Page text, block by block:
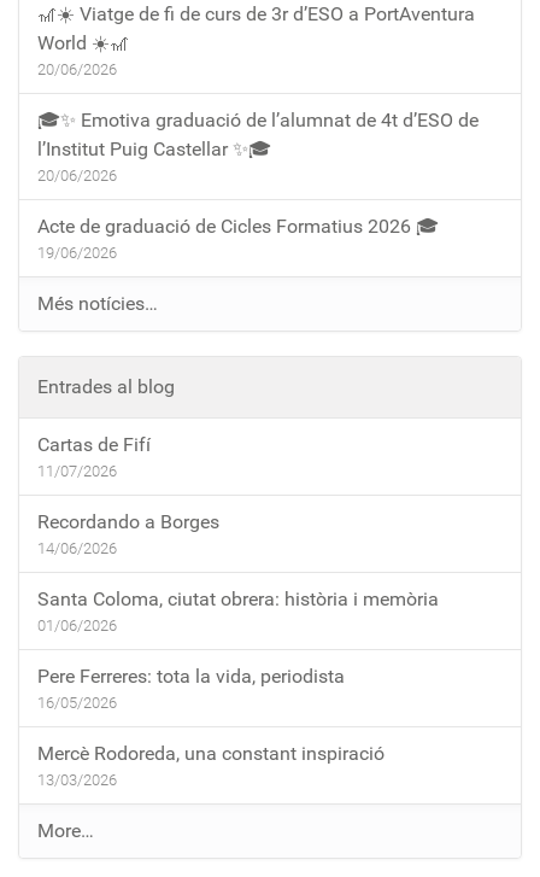
🎢☀️ Viatge de fi de curs de 3r d’ESO a PortAventura
World ☀️🎢
20/06/2026
🎓✨ Emotiva graduació de l’alumnat de 4t d’ESO de
l’Institut Puig Castellar ✨🎓
20/06/2026
Acte de graduació de Cicles Formatius 2026 🎓
19/06/2026
Més notícies…
Entrades al blog
Cartas de Fifí
11/07/2026
Recordando a Borges
14/06/2026
Santa Coloma, ciutat obrera: història i memòria
01/06/2026
Pere Ferreres: tota la vida, periodista
16/05/2026
Mercè Rodoreda, una constant inspiració
13/03/2026
E
n
More…